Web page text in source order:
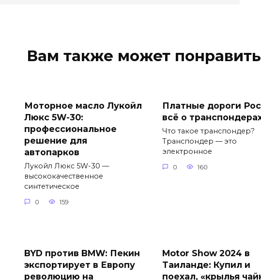
Вам также может
Моторное масло Лукойл
Люкс 5W-30:
профессиональное
решение для
автопарков
Лукойл Люкс 5W-30 —
высококачественное
синтетическое
0 159
Платные дороги
всё о
Что такое транспондер?
Транспондер — это
электронное
0 160
BYD против BMW: Пекин
экспортирует в Европу
революцию на
Motor Show 2024 в
Таиланде: Купил и
поехал, «крылья